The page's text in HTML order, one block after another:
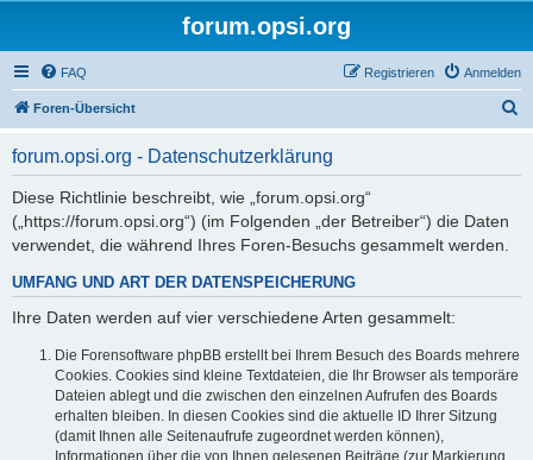
forum.opsi.org
FAQ Anmelden
Registrieren
Foren-Übersicht
forum.opsi.org - Datenschutzerklärung
Diese Richtlinie beschreibt, wie „forum.opsi.org“
(„https://forum.opsi.org“) (im Folgenden „der Betreiber“) die Daten
verwendet, die während Ihres Foren-Besuchs gesammelt werden.
UMFANG UND ART DER DATENSPEICHERUNG
Ihre Daten werden auf vier verschiedene Arten gesammelt:
Die Forensoftware phpBB erstellt bei Ihrem Besuch des Boards mehrere
Cookies. Cookies sind kleine Textdateien, die Ihr Browser als temporäre
Dateien ablegt und die zwischen den einzelnen Aufrufen des Boards
erhalten bleiben. In diesen Cookies sind die aktuelle ID Ihrer Sitzung
(damit Ihnen alle Seitenaufrufe zugeordnet werden können),
Informationen über die von Ihnen gelesenen Beiträge (zur Markierung